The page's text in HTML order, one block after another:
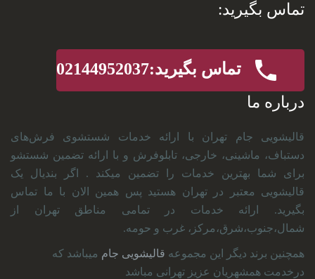
تماس بگیرید:
تماس بگیرید:02144952037
درباره ما
قالیشویی جام تهران با ارائه خدمات شستشوی فرش‌های
دستباف، ماشینی، خارجی، تابلو‌فرش و با ارائه تضمین شستشو
برای شما بهترین خدمات را تضمین میکند . اگر بندیال یک
قالیشویی معتبر در تهران هستید پس همین الان با ما تماس
بگیرید. ارائه خدمات در تمامی مناطق تهران از
شمال،جنوب،شرق،مرکز، غرب و حومه.
همچنین برند دیگر این مجموعه قالیشویی جام میباشد که
درخدمت همشهریان عزیز تهرانی مباشد